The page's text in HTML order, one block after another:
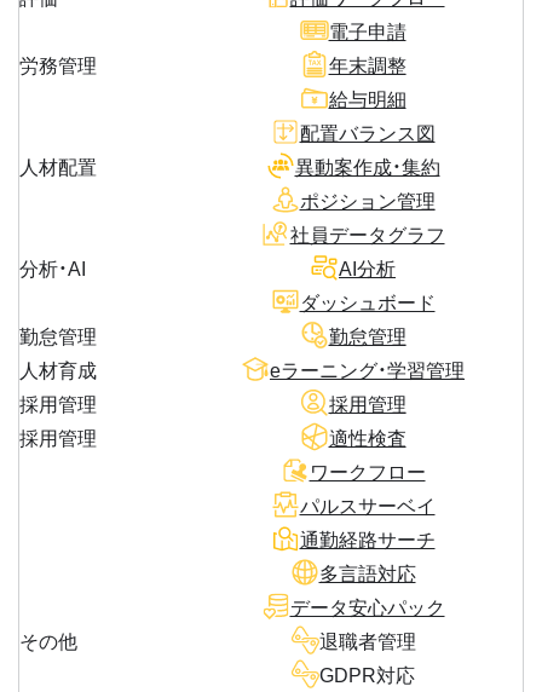
労務管理
電子申請
年末調整
給与明細
人材配置
配置バランス図
異動案作成・集約
ポジション管理
分析・AI
社員データグラフ
AI分析
ダッシュボード
勤怠管理
勤怠管理
人材育成
eラーニング・学習管理
採用管理
採用管理
採用管理
適性検査
その他
ワークフロー
パルスサーベイ
通勤経路サーチ
多言語対応
データ安心パック
退職者管理
GDPR対応